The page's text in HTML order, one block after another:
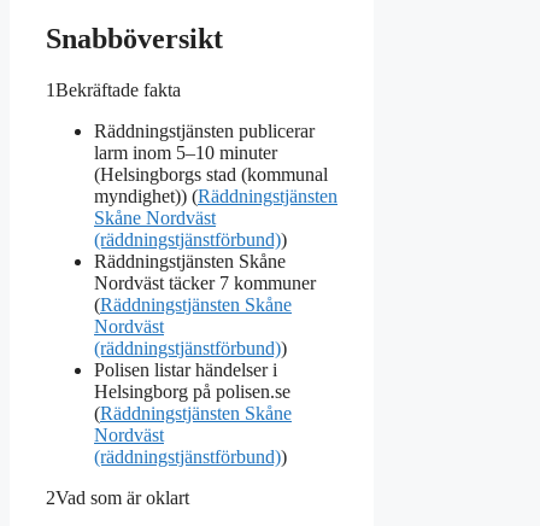
Snabböversikt
1Bekräftade fakta
Räddningstjänsten publicerar
larm inom 5–10 minuter
(Helsingborgs stad (kommunal
myndighet)) (Räddningstjänsten
Skåne Nordväst
(räddningstjänstförbund))
Räddningstjänsten Skåne
Nordväst täcker 7 kommuner
(Räddningstjänsten Skåne
Nordväst
(räddningstjänstförbund))
Polisen listar händelser i
Helsingborg på polisen.se
(Räddningstjänsten Skåne
Nordväst
(räddningstjänstförbund))
2Vad som är oklart